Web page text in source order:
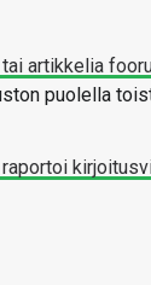
artikkelia
puolella